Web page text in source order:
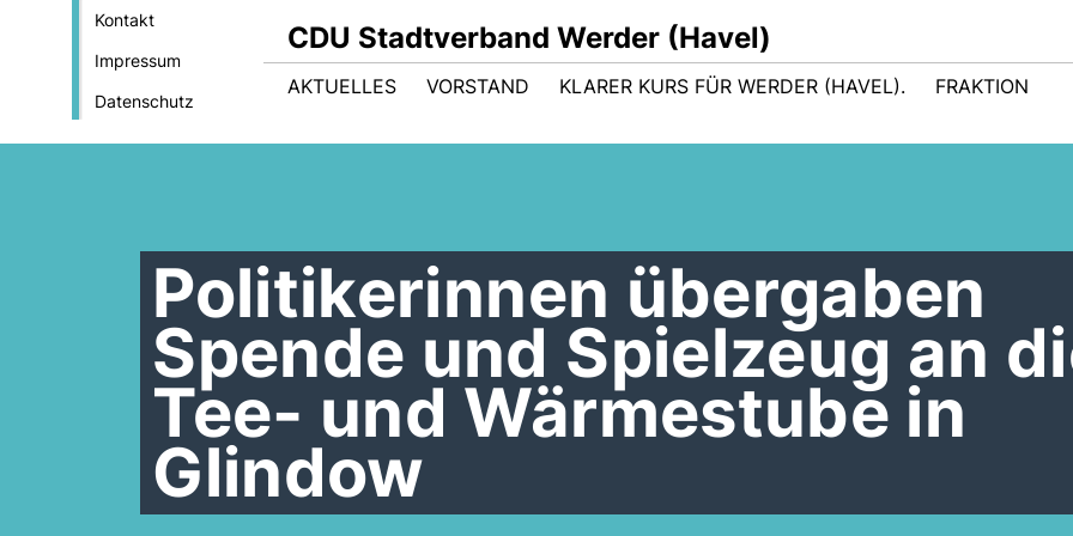
Kontakt
Impressum
Datenschutz
CDU Stadtverband Werder (Havel)
AKTUELLES VORSTAND KLARER KURS FÜR WERDER (HAVEL). FRAKTION
Politikerinnen übergaben
Spende und Spielzeug an
Tee- und Wärmestube in
Glindow